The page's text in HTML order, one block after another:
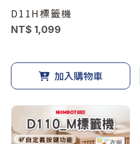
D11H標籤機
NT$ 1,099
加入購物車